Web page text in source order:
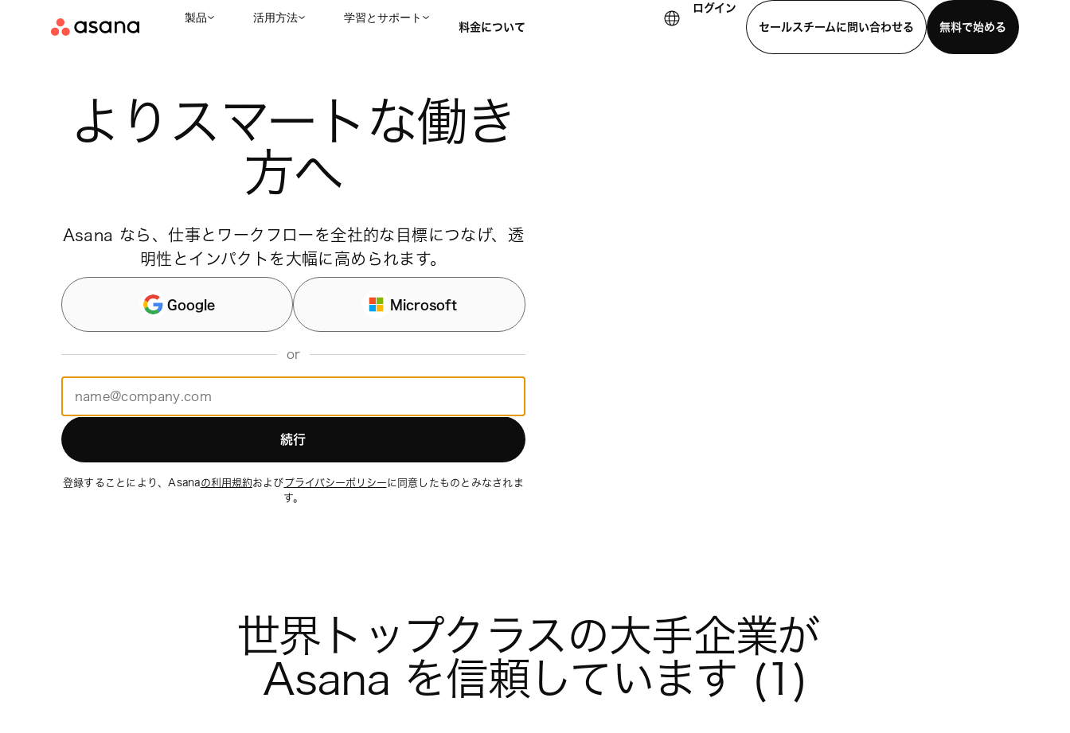
製品 活用方法 学習とサポート
料金について
ログイン
セールスチームに問い合わせる
無料で始める
よりスマートな働き
方へ
Asana なら、仕事とワークフローを全社的な目標につなげ、透
明性とインパクトを大幅に高められます。
Google Microsoft
or
続行
登録することにより、Asanaの利用規約およびプライバシーポリシーに同意したものとみなされま
す。
世界トップクラスの大手企業が
Asana を信頼しています (1)